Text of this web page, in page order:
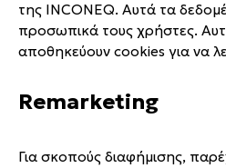
της INCONEQ. Αυτά τα
προσωπικά τους χρήστες.
αποθηκεύουν cookies για να
Remarketing
Για σκοπούς διαφήμισης,